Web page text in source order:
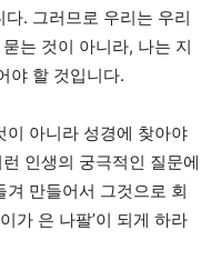
. 그러므로 우리는 우리
는 것이 아니라, 나는 지
야 할 것입니다.
아니라 성경에 찾아야
인생의 궁극적인 질문에
만들어서 그것으로 회
가 은 나팔’이 되게 하라